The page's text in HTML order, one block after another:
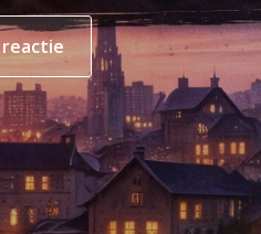
reactie